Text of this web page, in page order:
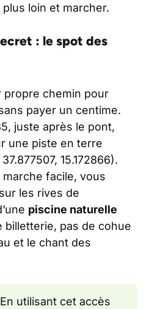
loin et marcher.
: le spot des
propre chemin pour
payer un centime.
juste après le pont,
une piste en terre
15.172866).
facile, vous
les rives de
piscine naturelle
billetterie, pas de cohue
et le chant des
En utilisant cet accès